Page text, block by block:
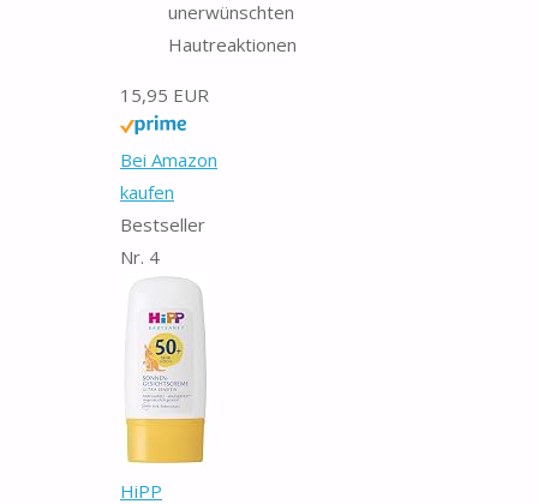
unerwünschten
Hautreaktionen
15,95 EUR
Bei Amazon
kaufen
Bestseller
Nr. 4
HiPP